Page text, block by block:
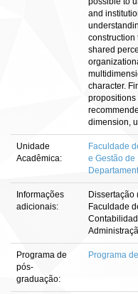
and
construction
shared
character.
propositions
dimension,
Unidade
Acadêmica:
Faculdade
e Gestão de
Informações
adicionais:
Faculdade
Programa de
pós-
graduação:
Programa